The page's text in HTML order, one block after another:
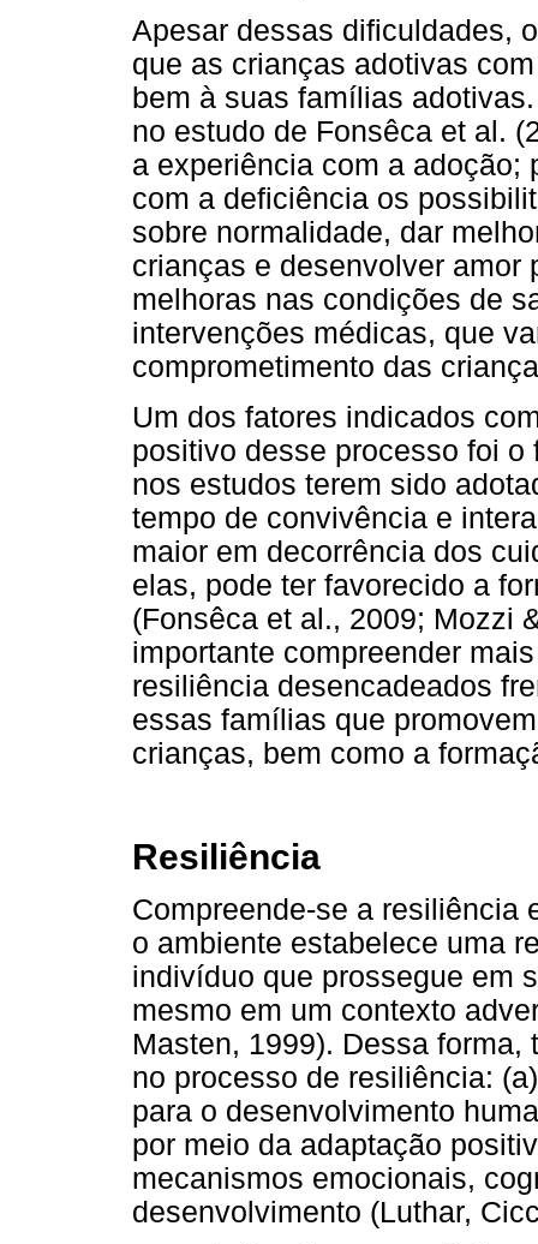
Apesar dessas dificuldades,
que as crianças adotivas
bem à suas famílias
no estudo de Fonsêca et al.
a experiência com a adoção;
com a deficiência os
sobre normalidade, dar
crianças e desenvolver amor
melhoras nas condições de
intervenções médicas, que
comprometimento das
Um dos fatores indicados
positivo desse processo foi
nos estudos terem sido
tempo de convivência e
maior em decorrência dos
elas, pode ter favorecido a
(Fonsêca et al., 2009; Mozzi
importante compreender
resiliência desencadeados
essas famílias que
crianças, bem como a
Resiliência
Compreende-se a resiliência
o ambiente estabelece uma
indivíduo que prossegue em
mesmo em um contexto
Masten, 1999). Dessa
no processo de resiliência:
para o desenvolvimento
por meio da adaptação
mecanismos emocionais,
desenvolvimento (Luthar,